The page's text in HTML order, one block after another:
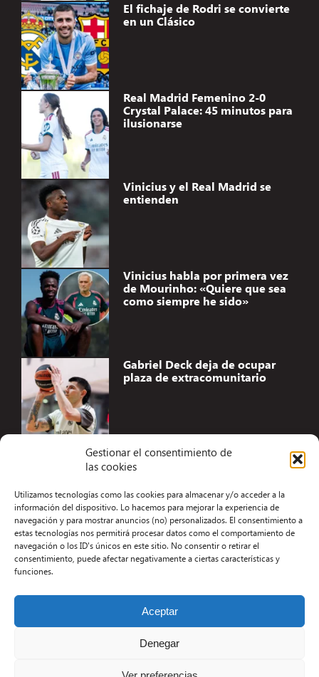
Gestionar el consentimiento de
las cookies
Utilizamos tecnologías como las cookies para almacenar y/o acceder a la
información del dispositivo. Lo hacemos para mejorar la experiencia de
navegación y para mostrar anuncios (no) personalizados. El consentimiento a
estas tecnologías nos permitirá procesar datos como el comportamiento de
navegación o los ID's únicos en este sitio. No consentir o retirar el
consentimiento, puede afectar negativamente a ciertas características y
funciones.
Aceptar
Denegar
El fichaje de Rodri se convierte
en un Clásico
Real Madrid Femenino 2-0
Crystal Palace: 45 minutos para
ilusionarse
Vinicius y el Real Madrid se
entienden
Vinicius habla por primera vez
de Mourinho: «Quiere que sea
como siempre he sido»
Gabriel Deck deja de ocupar
plaza de extracomunitario
Aviso Legal
Términos y condiciones
Política de privacidad
Contacto
Desarrollo Web por Kiwop